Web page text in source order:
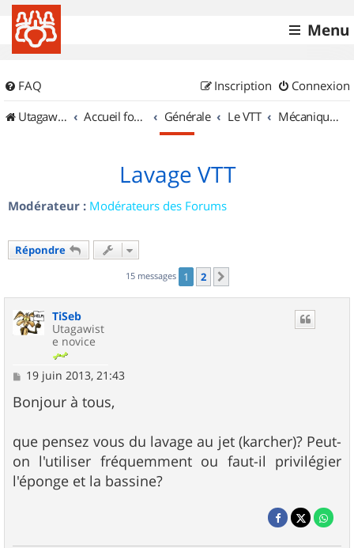
Menu
FAQ Connexion
Inscription
UtagawaVTT (Randos VTT et VTTAE avec traces GPS)
Accueil forum Générale Le VTT Mécanique et Entretiens
Lavage VTT
Modérateur : Modérateurs des Forums
Répondre
15 messages 1 2
TiSeb
Utagawist
e novice
M
s
s
g
e
19 juin 2013, 21:43
Bonjour à tous,
que pensez vous du lavage au jet (karcher)? Peut-
on l'utiliser fréquemment ou faut-il privilégier
l'éponge et la bassine?